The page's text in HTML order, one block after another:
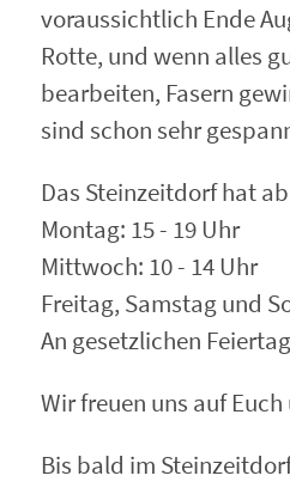
voraussichtlich Ende
Rotte, und wenn alles
bearbeiten, Fasern
sind schon sehr
Das Steinzeitdorf hat
Montag: 15 - 19 Uhr
Mittwoch: 10 - 14 Uhr
Freitag, Samstag und
An gesetzlichen
Wir freuen uns auf
Bis bald im